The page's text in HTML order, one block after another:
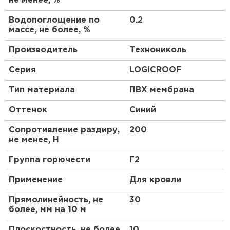
климатических районах согласно СП 131.13330.2012.
Водопоглощение по
массе, не более, %
0.2
Производитель Технониколь
Серия LOGICROOF
Тип материала ПВХ мембрана
Оттенок Синий
Сопротивление раздиру,
не менее, Н
200
Группа горючести Г2
Применение Для кровли
Прямолинейность, не
более, мм на 10 м
30
ПЕРЕЙТИ